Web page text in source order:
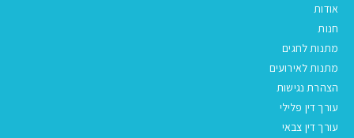
אודות
חנות
מתנות לחגים
מתנות לאירועים
הצהרת נגישות
עורך דין פלילי
עורך דין צבאי